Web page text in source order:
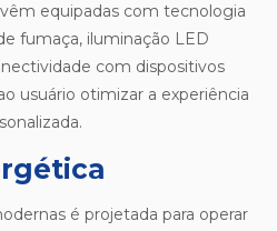
equipadas com tecnologia
fumaça, iluminação LED
com dispositivos
usuário otimizar a experiência
é projetada para operar